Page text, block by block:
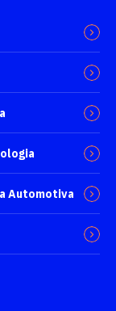
Automotiva